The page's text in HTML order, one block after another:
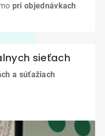
pri objednávkach
sieťach
a súťažiach